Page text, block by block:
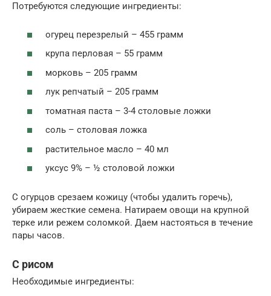
Потребуются следующие ингредиенты:
огурец перезрелый – 455 грамм
крупа перловая – 55 грамм
морковь – 205 грамм
лук репчатый – 205 грамм
томатная паста – 3-4 столовые ложки
соль – столовая ложка
растительное масло – 40 мл
уксус 9% – ½ столовой ложки
С огурцов срезаем кожицу (чтобы удалить горечь),
убираем жесткие семена. Натираем овощи на крупной
терке или режем соломкой. Даем настояться в течение
пары часов.
С рисом
Необходимые ингредиенты: